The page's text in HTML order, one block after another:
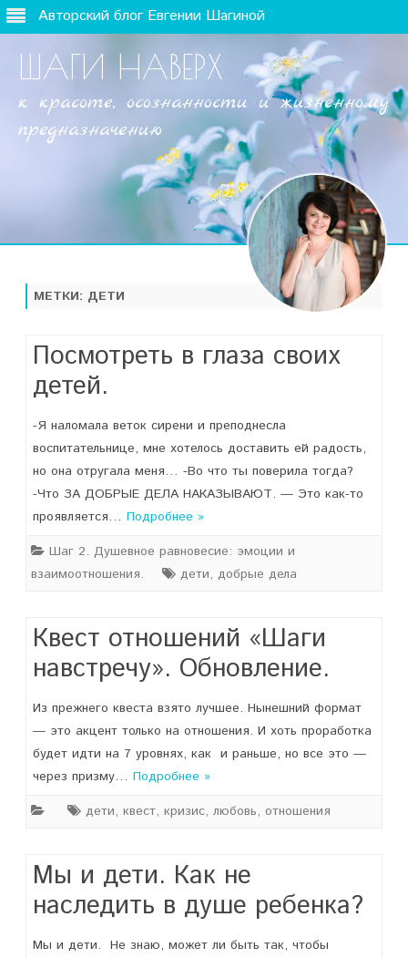
Авторский блог Евгении Шагиной
ШАГИ НАВЕРХ
к красоте, осознанности и жизненному
предназначению
МЕТКИ: ДЕТИ
Посмотреть в глаза своих
детей.
-Я наломала веток сирени и преподнесла
воспитательнице, мне хотелось доставить ей радость,
но она отругала меня… -Во что ты поверила тогда?
-Что ЗА ДОБРЫЕ ДЕЛА НАКАЗЫВАЮТ. — Это как-то
проявляется… Подробнее »
Шаг 2. Душевное равновесие: эмоции и
взаимоотношения.
дети, добрые дела
Квест отношений «Шаги
навстречу». Обновление.
Из прежнего квеста взято лучшее. Нынешний формат
— это акцент только на отношения. И хоть проработка
будет идти на 7 уровнях, как и раньше, но все это —
через призму… Подробнее »
дети, квест, кризис, любовь, отношения
Мы и дети. Как не
наследить в душе ребенка?
Мы и дети. Не знаю, может ли быть так, чтобы